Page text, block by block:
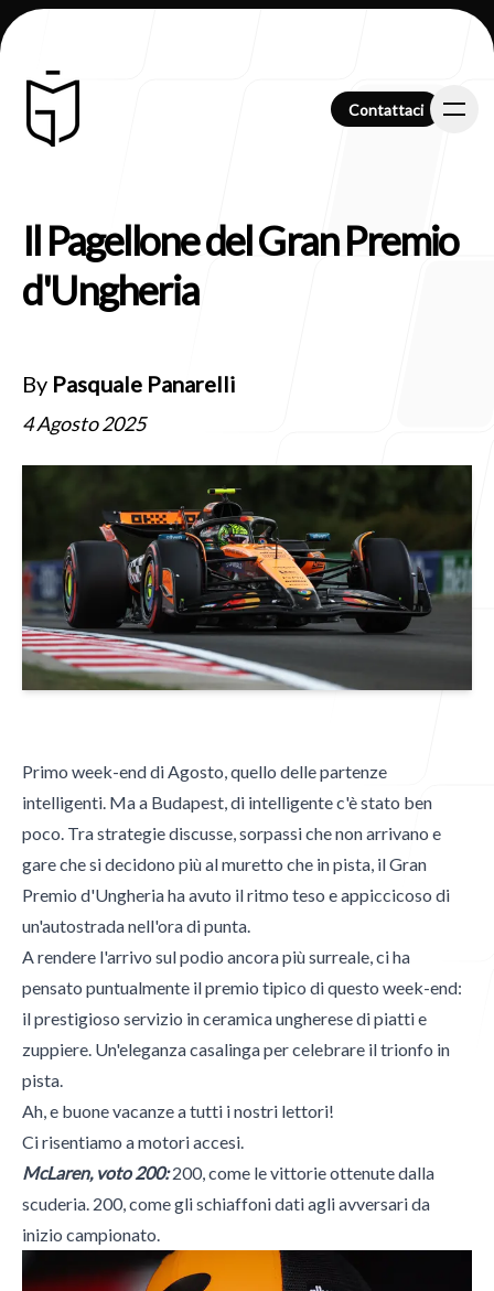
Contattaci
Contattaci
Chi Siamo
Clienti
Blog
Contatti
Contatti
mgpublishing@icloud.com
Italian Wheel
Morini Gallarati Publishing
Il Pagellone del Gran Premio
d'Ungheria
By Pasquale Panarelli
4 Agosto 2025
Primo week-end di Agosto, quello delle partenze
intelligenti. Ma a Budapest, di intelligente c'è stato ben
poco. Tra strategie discusse, sorpassi che non arrivano e
gare che si decidono più al muretto che in pista, il Gran
Premio d'Ungheria ha avuto il ritmo teso e appiccicoso di
un'autostrada nell'ora di punta.
A rendere l'arrivo sul podio ancora più surreale, ci ha
pensato puntualmente il premio tipico di questo week-end:
il prestigioso servizio in ceramica ungherese di piatti e
zuppiere. Un'eleganza casalinga per celebrare il trionfo in
pista.
Ah, e buone vacanze a tutti i nostri lettori!
Ci risentiamo a motori accesi.
McLaren, voto 200:200, come le vittorie ottenute dalla
scuderia. 200, come gli schiaffoni dati agli avversari da
inizio campionato.